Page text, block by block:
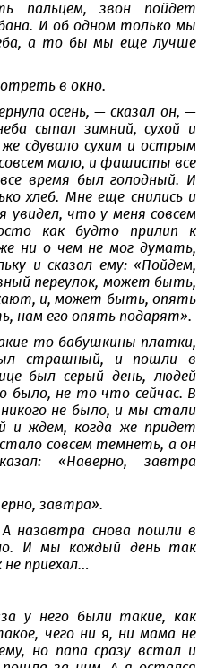
пальцем, звон пойдет
И об одном только мы
а то бы мы еще лучше
в окно.
осень, — сказал он, —
сыпал зимний, сухой и
сдувало сухим и острым
мало, и фашисты все
время был голодный. И
хлеб. Мне еще снились и
что у меня совсем
как будто прилип к
ни о чем не мог думать,
и сказал ему: «Пойдем,
переулок, может быть,
и, может быть, опять
нам его опять подарят».
то бабушкины платки,
страшный, и пошли в
был серый день, людей
было, не то что сейчас. В
никого не было, и мы стали
и ждем, когда же придет
совсем темнеть, а он
«Наверно, завтра
завтра».
назавтра снова пошли в
И мы каждый день так
не приехал…
у него были такие, как
чего ни я, ни мама не
но папа сразу встал и